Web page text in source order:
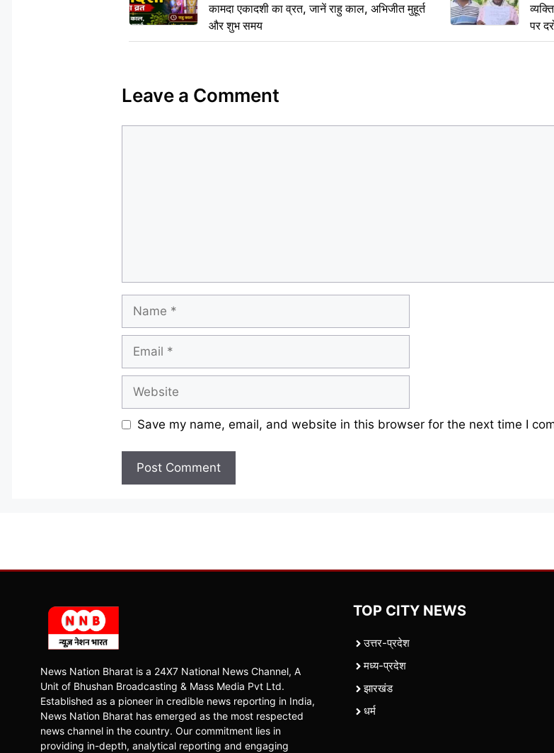
कामदा एकादशी का व्रत, जानें राहु काल, अभिजीत मुहूर्त
और शुभ समय
पर
Leave a Comment
Save my name, email, and website in this browser for the next time I
News Nation Bharat is a 24X7 National News Channel, A
Unit of Bhushan Broadcasting & Mass Media Pvt Ltd.
Established as a pioneer in credible news reporting in India,
News Nation Bharat has emerged as the most respected
news channel in the country. Our commitment lies in
providing in-depth, analytical reporting and engaging
TOP CITY NEWS
उत्तर-प्रदेश
मध्य-प्रदेश
झारखंड
धर्म